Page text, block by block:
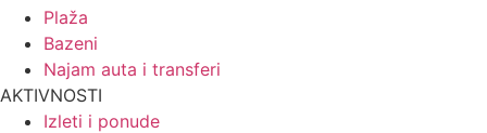
Plaža
Bazeni
Najam auta i transferi
AKTIVNOSTI
Izleti i ponude